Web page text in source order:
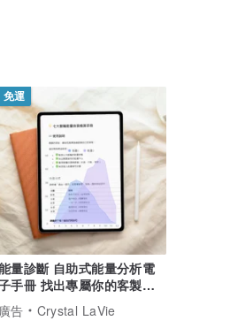
免運
量診斷 自助式能量分析電
手冊 找出專屬你的客製水
晶手鍊
廣告 Crystal LaVie